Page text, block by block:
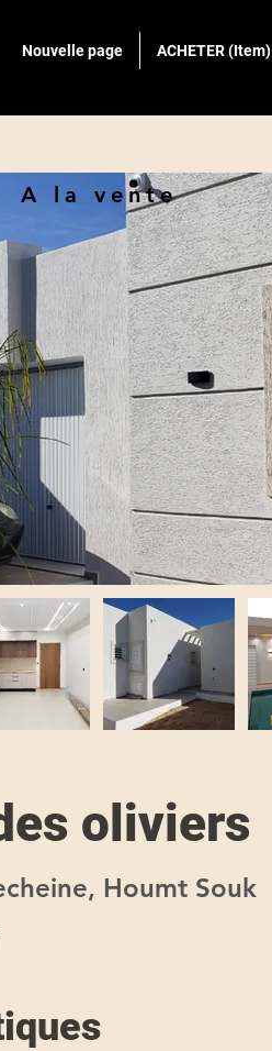
Nouvelle page ACHETER (Item)
A la vente
oliviers
Houmt Souk